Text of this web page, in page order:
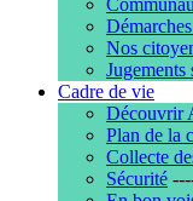
Nos
Jugements
Cadre de vie
Découvrir
Plan de la
Collecte
Sécurité